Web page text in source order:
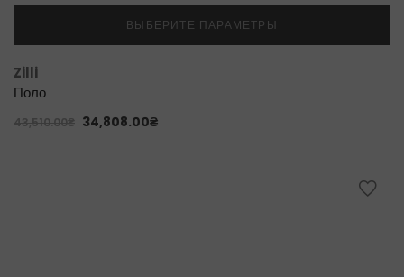
ВЫБЕРИТЕ ПАРАМЕТРЫ
Zilli
Поло
43,510.00₴ 34,808.00₴